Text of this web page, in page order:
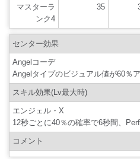
マスターラ
ンク4
35
センター効果
Angelコーデ
Angelタイプのビジュアル値が60％
スキル効果(Lv最大時)
エンジェル・X
12秒ごとに40％の確率で6秒間、
コメント